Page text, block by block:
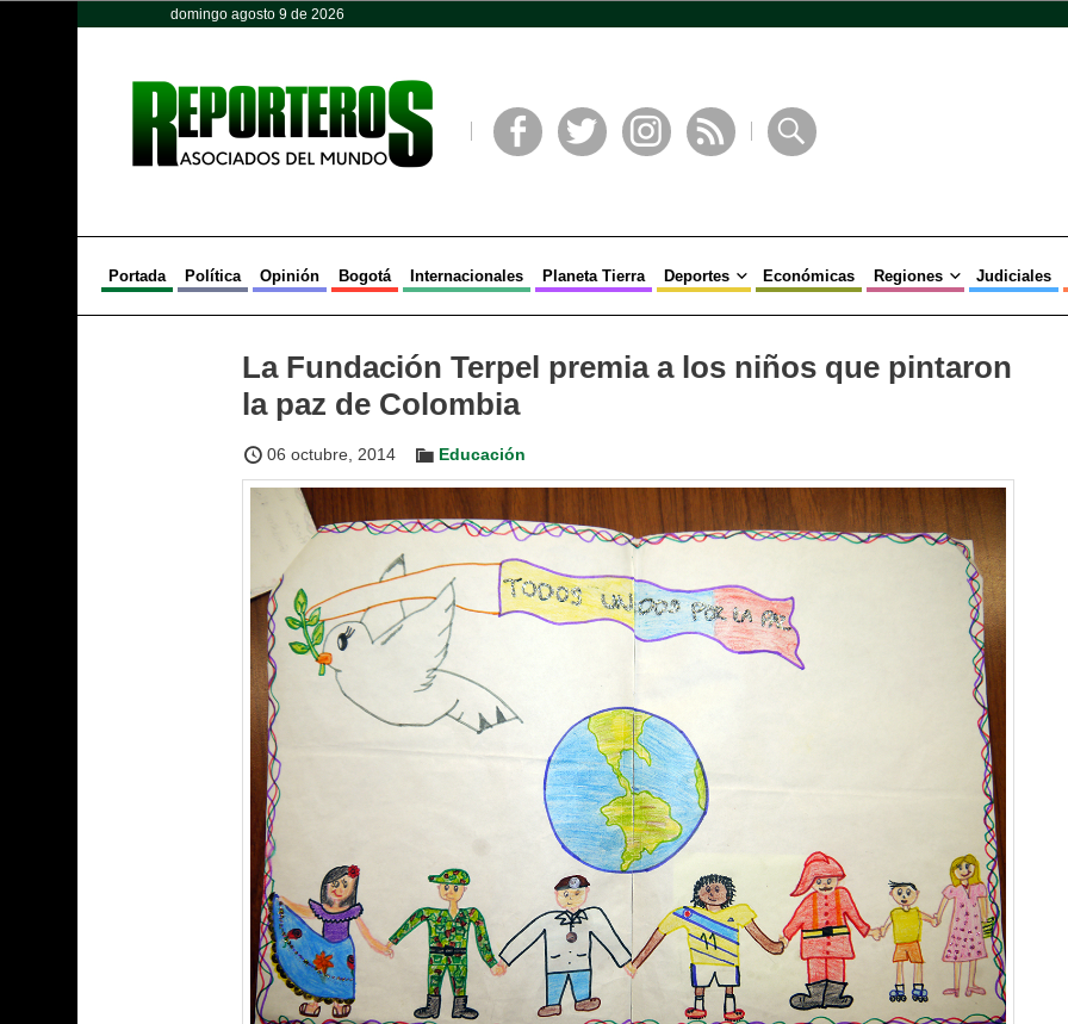
domingo agosto 9 de 2026
Portada Política Opinión Bogotá Internacionales Planeta Tierra Deportes Económicas Regiones Judiciales
La Fundación Terpel premia a los niños que pintaron
la paz de Colombia
06 octubre, 2014 Educación
Opinión Política